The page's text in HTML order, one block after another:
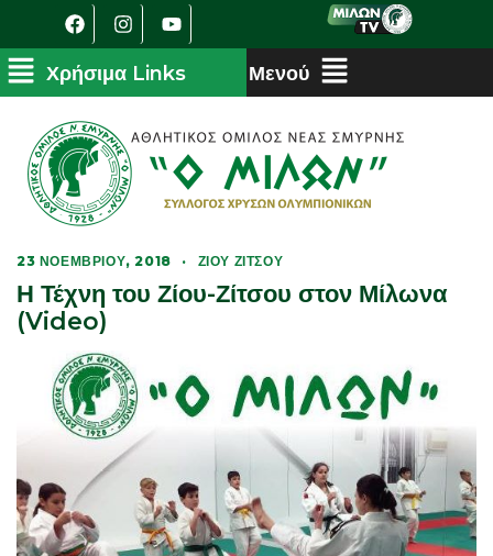
23 ΝΟΕΜΒΡΊΟΥ, 2018 · ΖΊΟΥ ΖΊΤΣΟΥ
Η Τέχνη του Ζίου-Ζίτσου στον Μίλωνα
(Video)